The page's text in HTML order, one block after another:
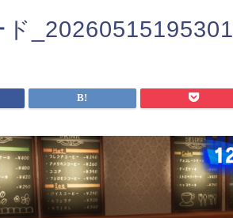
_20260515195301